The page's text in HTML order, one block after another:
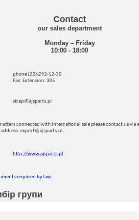
Contact
our sales department
Monday – Friday
10:00 - 18:00
phone (22)-292-12-30
Fax: Extension: 305
sklep@ajsparts.pl
connected with international sale please contact us via
export@ajsparts.pl.
http://www.ajsparts.pl
required by law
групи